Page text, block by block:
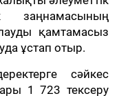
заңнамасының
қамтамасыз
ұстап отыр.
сәйкес
1 723 тексеру